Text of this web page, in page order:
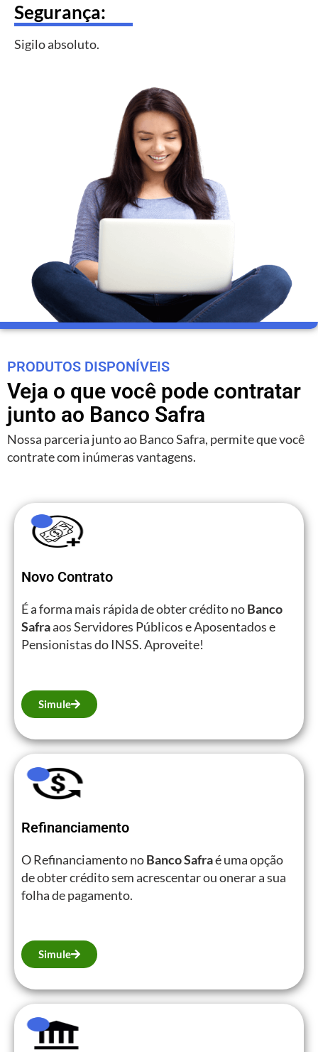
Segurança:
Sigilo absoluto.
PRODUTOS DISPONÍVEIS
Veja o que você pode contratar
junto ao Banco Safra
Nossa parceria junto ao Banco Safra, permite que você
contrate com inúmeras vantagens.
Novo Contrato
É a forma mais rápida de obter crédito noBanco
Safraaos Servidores Públicos e Aposentados e
Pensionistas do INSS. Aproveite!
Simule
Refinanciamento
O Refinanciamento noBanco Safraé uma opção
de obter crédito sem acrescentar ou onerar a sua
folha de pagamento.
Simule